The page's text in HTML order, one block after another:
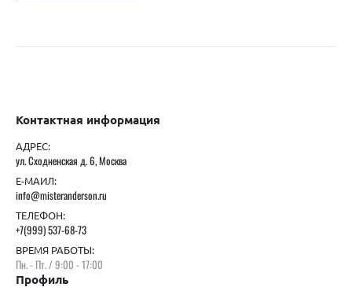
Контактная информация
АДРЕС:
ул. Сходненская д. 6, Москва
Е-МАИЛ:
info@misteranderson.ru
ТЕЛЕФОН:
+7(999) 537-68-73
ВРЕМЯ РАБОТЫ:
Пн. - Пт. / 9:00 - 17:00
Профиль